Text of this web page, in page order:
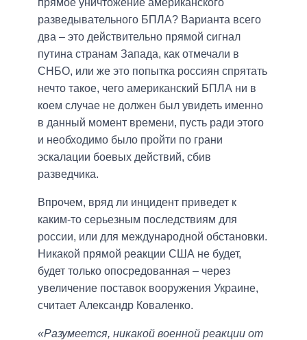
разведывательного БПЛА? Варианта всего
два – это действительно прямой сигнал
путина странам Запада, как отмечали в
СНБО, или же это попытка россиян спрятать
нечто такое, чего американский БПЛА ни в
коем случае не должен был увидеть именно
в данный момент времени, пусть ради этого
и необходимо было пройти по грани
эскалации боевых действий, сбив
разведчика.
Впрочем, вряд ли инцидент приведет к
каким-то серьезным последствиям для
россии, или для международной обстановки.
Никакой прямой реакции США не будет,
будет только опосредованная – через
увеличение поставок вооружения Украине,
считает Александр Коваленко.
«Разумеется, никакой военной реакции от